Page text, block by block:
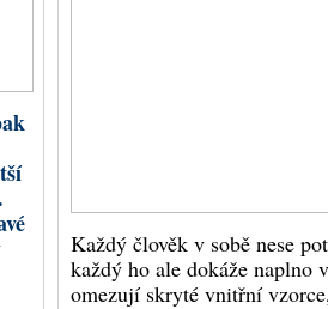
připomíná, že naše zranitelnost nemusí být
druhým, ale také sami sobě.
Chiron v astrologii
v roce 1977 americkým astronomem
ním začala výrazněji pracovat především od 80.
Každý člověk v sobě nese
každý ho ale dokáže naplno
omezují skryté vnitřní